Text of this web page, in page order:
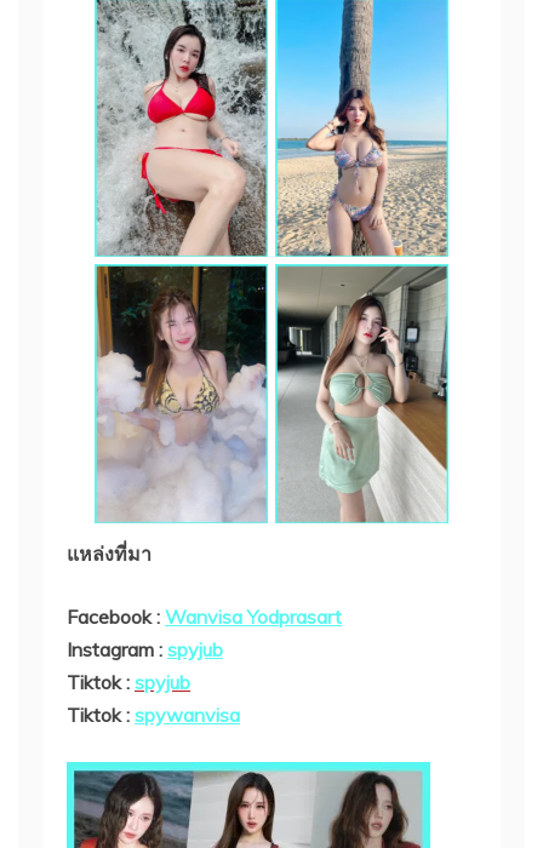
แหล่งที่มา
Facebook : Wanvisa Yodprasart
Instagram : spyjub
Tiktok : spyjub
Tiktok : spywanvisa